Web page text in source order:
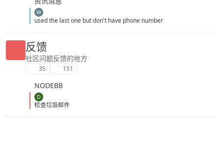
W
used the last one but don't have phone number
反馈
社区问题反馈的地方
35 151
NODEBB
D
检查垃圾邮件